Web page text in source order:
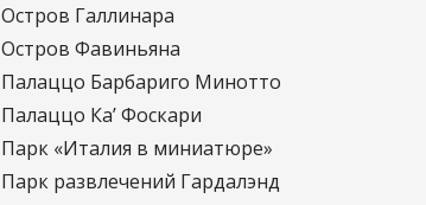
Остров Галлинара
Остров Фавиньяна
Палаццо Барбариго Минотто
Палаццо Ка’ Фоскари
Парк «Италия в миниатюре»
Парк развлечений Гардалэнд